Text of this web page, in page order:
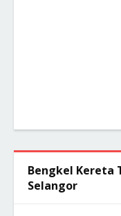
Bengkel Kereta
Selangor